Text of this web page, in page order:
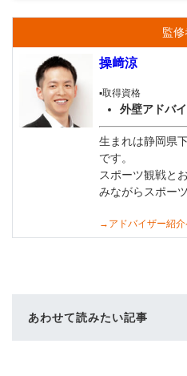
監修
操﨑涼
▪️取得資格
外壁アドバ
生まれは静岡県
です。
スポーツ観戦と
みながらスポー
→アドバイザー紹介
あわせて読みたい記事